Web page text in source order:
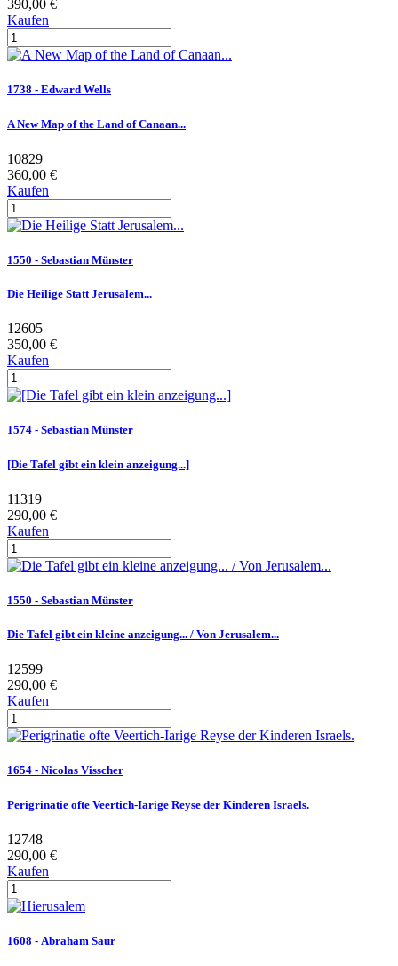
390,00 €
Kaufen
1738 - Edward Wells
A New Map of the Land of Canaan...
10829
360,00 €
Kaufen
1550 - Sebastian Münster
Die Heilige Statt Jerusalem...
12605
350,00 €
Kaufen
1574 - Sebastian Münster
[Die Tafel gibt ein klein anzeigung...]
11319
290,00 €
Kaufen
1550 - Sebastian Münster
Die Tafel gibt ein kleine anzeigung... / Von Jerusalem...
12599
290,00 €
Kaufen
1654 - Nicolas Visscher
Perigrinatie ofte Veertich-Iarige Reyse der Kinderen Israels.
12748
290,00 €
Kaufen
1608 - Abraham Saur